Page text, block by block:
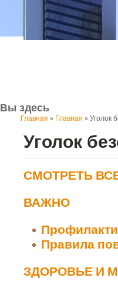
Вы здесь
Главная » Главная » Уголок
Уголок
СМОТРЕТЬ
ВАЖНО
Правила
ЗДОРОВЬЕ И